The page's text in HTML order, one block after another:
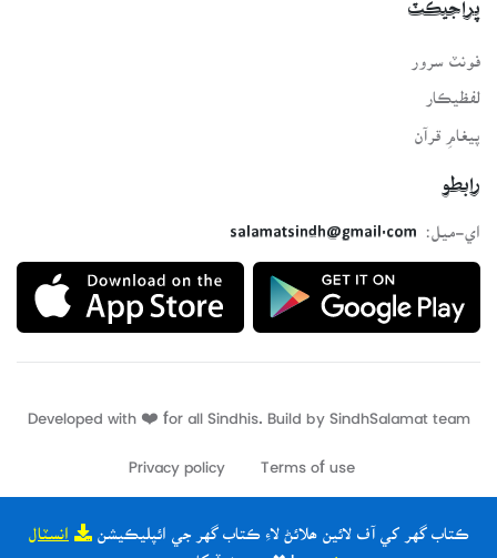
ڪتاب گهر کي آف لائين ھلائڻ لاءِ ڪتاب گهر جي ائپليڪيشن انسٽال
| ✖ ٻيھر نہ ڏيکاريو
پراجيڪٽ
فونٽ سرور
لفظيڪار
پيغامِ قرآن
رابطو
اي-ميل:
salamatsindh@gmail.com
Developed with ❤️ for all Sindhis. Build by SindhSalamat
Terms of use
Privacy policy